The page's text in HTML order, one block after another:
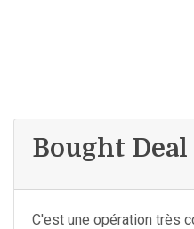
Bought Deal
C'est une opération très